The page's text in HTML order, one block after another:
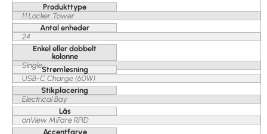
Produkttype
1:1 Locker Tower
Antal enheder
24
Enkel eller dobbelt
kolonne
SingleStrømløsning
USB-C Charge (60W)
Stikplacering
Electrical Bay
Lås
onView MiFare RFID
Accentfarve